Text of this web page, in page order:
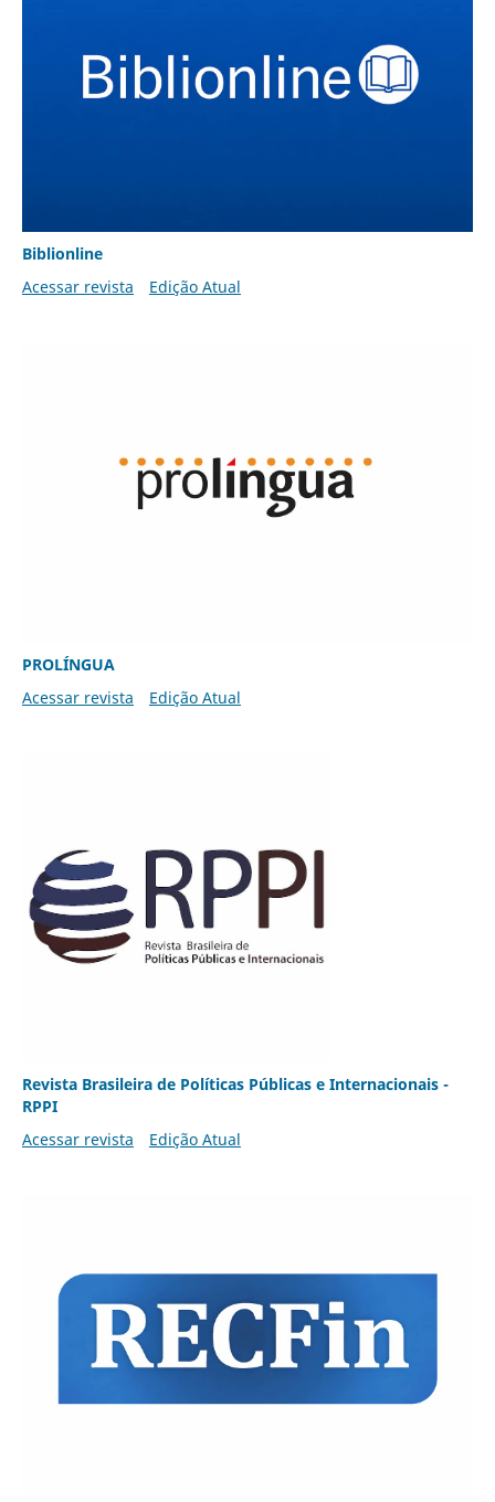
Biblionline
Acessar revista
Edição Atual
PROLÍNGUA
Acessar revista
Edição Atual
Revista Brasileira de Políticas Públicas e Internacionais -
RPPI
Acessar revista
Edição Atual